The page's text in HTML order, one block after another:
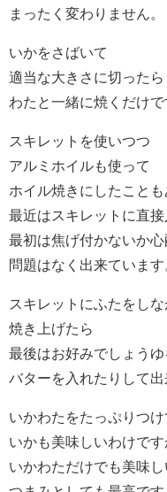
まったく変わりません。
いかをさばいて
適当な大きさに切ったら
わたと一緒に焼くだけで
スキレットを使いつつ
アルミホイルも使って
ホイル焼きにしたこと
最近はスキレットに直接
最初は焦げ付かないか
問題はなく出来ています
スキレットにふたをしな
焼き上げたら
最後はお好みでしょうゆ
バターを入れたりして出
いかわたをたっぷりつけ
いかも美味しいわけです
いかわただけでも美味し